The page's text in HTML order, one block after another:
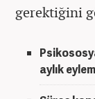
gerektiğini
aylık